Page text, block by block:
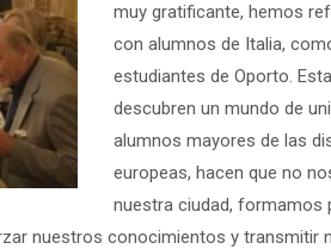
muy gratificante, hemos
con alumnos de Italia,
estudiantes de Oporto.
descubren un mundo de
alumnos mayores de las
europeas, hacen que no
nuestra ciudad, formamos
nuestros conocimientos y transmitir